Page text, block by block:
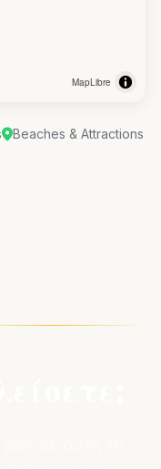
MapLibre
Beaches & Attractions